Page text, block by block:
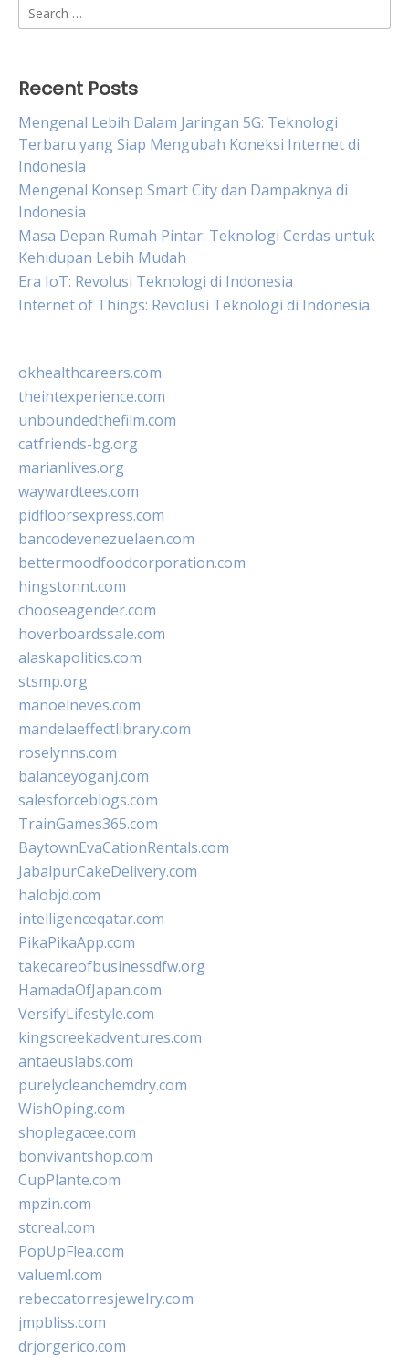
Search
for:
Recent Posts
Mengenal Lebih Dalam Jaringan 5G: Teknologi
Terbaru yang Siap Mengubah Koneksi Internet di
Indonesia
Mengenal Konsep Smart City dan Dampaknya di
Indonesia
Masa Depan Rumah Pintar: Teknologi Cerdas untuk
Kehidupan Lebih Mudah
Era IoT: Revolusi Teknologi di Indonesia
Internet of Things: Revolusi Teknologi di Indonesia
okhealthcareers.com
theintexperience.com
unboundedthefilm.com
catfriends-bg.org
marianlives.org
waywardtees.com
pidfloorsexpress.com
bancodevenezuelaen.com
bettermoodfoodcorporation.com
hingstonnt.com
chooseagender.com
hoverboardssale.com
alaskapolitics.com
stsmp.org
manoelneves.com
mandelaeffectlibrary.com
roselynns.com
balanceyoganj.com
salesforceblogs.com
TrainGames365.com
BaytownEvaCationRentals.com
JabalpurCakeDelivery.com
halobjd.com
intelligenceqatar.com
PikaPikaApp.com
takecareofbusinessdfw.org
HamadaOfJapan.com
VersifyLifestyle.com
kingscreekadventures.com
antaeuslabs.com
purelycleanchemdry.com
WishOping.com
shoplegacee.com
bonvivantshop.com
CupPlante.com
mpzin.com
stcreal.com
PopUpFlea.com
valueml.com
rebeccatorresjewelry.com
jmpbliss.com
drjorgerico.com